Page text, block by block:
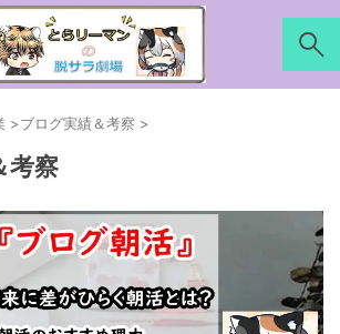
>ブログ実績＆考察 >
考察